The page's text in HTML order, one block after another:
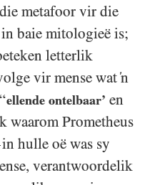
metafoor vir die
baie mitologieë is;
letterlik
vir mense wat ‘n
ellende ontelbaar’ en
waarom Prometheus
in hulle oë was sy
verantwoordelik